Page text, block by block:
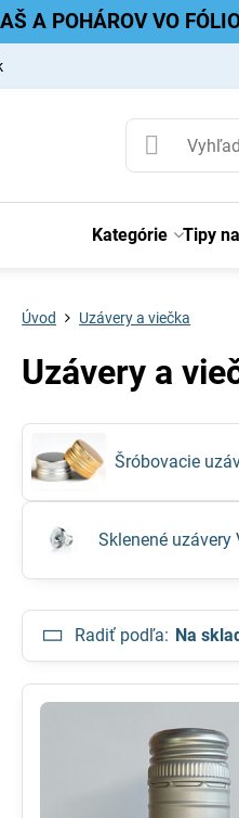
A POHÁROV VO
Kategórie Tipy
Úvod Uzávery a viečka
Uzávery a
Šróbovacie
Sklenené uzávery
Radiť podľa: Na